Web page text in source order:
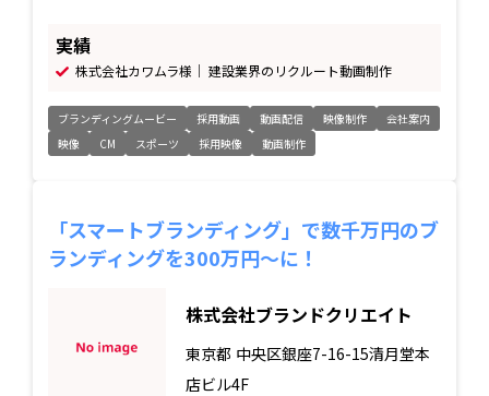
実績
株式会社カワムラ様｜ 建設業界のリクルート動画制作
ブランディングムービー 採用動画 動画配信 映像制作
会社案内
映像
CM スポーツ 採用映像 動画制作
「スマートブランディング」で数千万円のブ
ランディングを300万円～に！
株式会社ブランドクリエイト
東京都 中央区銀座7-16-15清月堂本
店ビル4F